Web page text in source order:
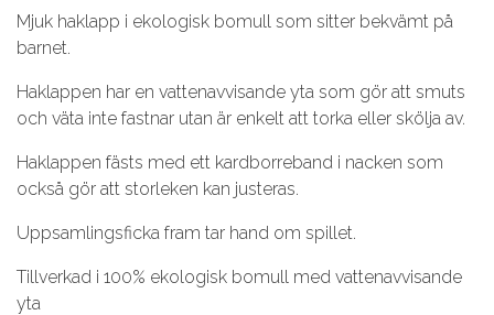
Mjuk haklapp i ekologisk bomull som sitter bekvämt på
barnet.
Haklappen har en vattenavvisande yta som gör att smuts
och väta inte fastnar utan är enkelt att torka eller skölja av.
Haklappen fästs med ett kardborreband i nacken som
också gör att storleken kan justeras.
Uppsamlingsficka fram tar hand om spillet.
Tillverkad i 100% ekologisk bomull med vattenavvisande
yta